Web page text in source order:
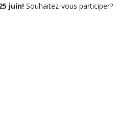
juin! Souhaitez-vous participer?